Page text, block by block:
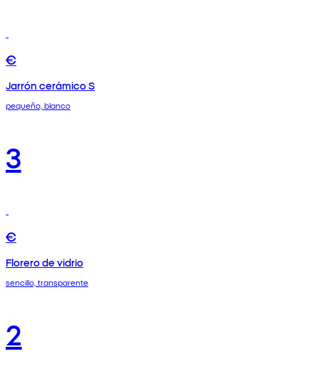
€
Jarrón cerámico S
pequeño, blanco
3
€
Florero de vidrio
sencillo, transparente
2